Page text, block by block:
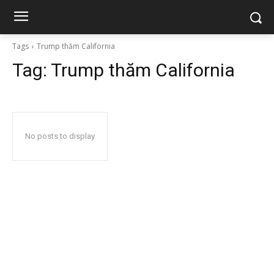
Tags Trump thăm California
Tag: Trump thăm California
No posts to display